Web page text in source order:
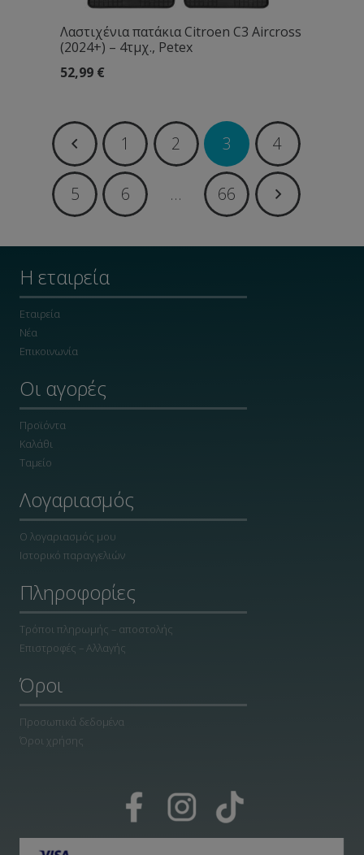
Λαστιχένια πατάκια Citroen C3 Aircross
(2024+) – 4τμχ., Petex
52,99 €
1 2 3 4
5 6 … 66
Η εταιρεία
Εταιρεία
Νέα
Επικοινωνία
Οι αγορές
Προϊόντα
Καλάθι
Ταμείο
Λογαριασμός
Ο λογαριασμός μου
Ιστορικό παραγγελιών
Πληροφορίες
Τρόποι πληρωμής – αποστολής
Επιστροφές – Αλλαγής
Όροι
Προσωπικά δεδομένα
Όροι χρήσης